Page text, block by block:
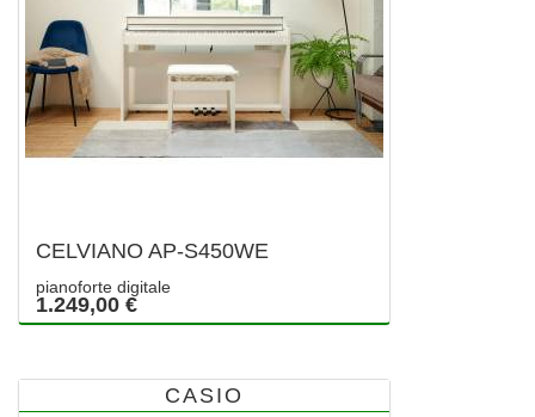
CELVIANO AP-S450WE
pianoforte digitale
1.249,00 €
CASIO